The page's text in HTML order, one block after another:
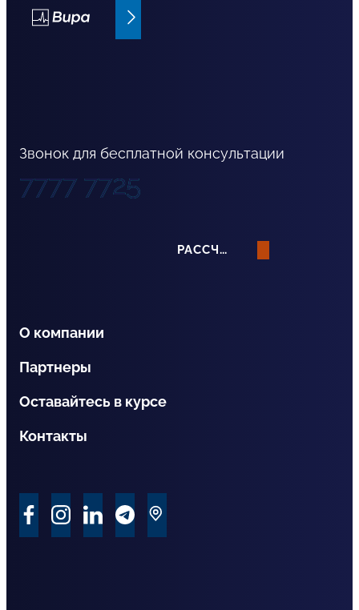
Звонок для бесплатной консультации
7777 7725
РАССЧИТАТЬ СТРАХОВАНИЕ
О компании
Партнеры
Оставайтесь в курсе
Контакты